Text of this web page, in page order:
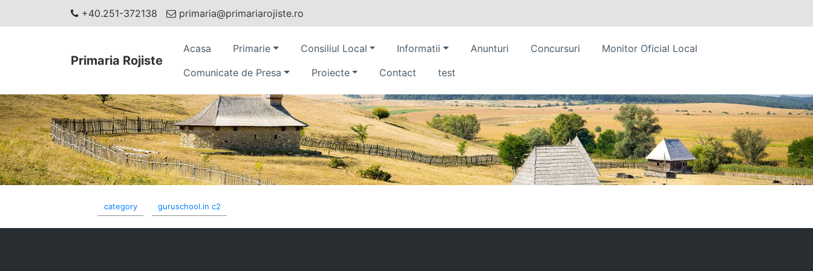
+40.251-372138 primaria@primariarojiste.ro
Primaria Rojiste
Acasa Primarie Consiliul Local Informatii Anunturi Concursuri
Monitor Oficial Local
Comunicate de Presa
Proiecte Contact test
category guruschool.in c2